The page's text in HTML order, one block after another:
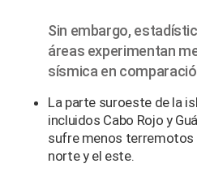
Sin embargo,
áreas experimentan
sísmica en
La parte suroeste de la
incluidos Cabo Rojo y
sufre menos terremotos
norte y el este.